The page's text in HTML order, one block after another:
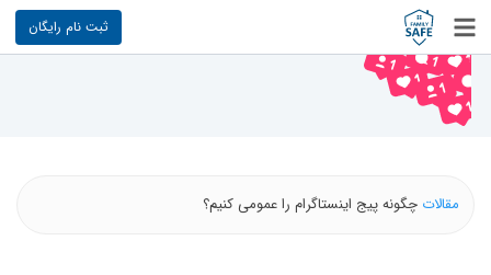
ثبت نام رایگان
مقالات چگونه پیج اینستاگرام را عمومی کنیم؟